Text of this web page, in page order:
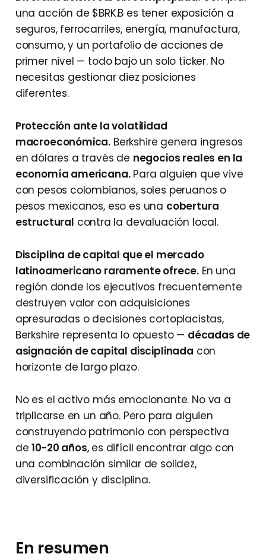
una acción de $BRK.B es tener exposición a
seguros, ferrocarriles, energía, manufactura,
consumo, y un portafolio de acciones de
primer nivel — todo bajo un solo ticker. No
necesitas gestionar diez posiciones
diferentes.
Protección ante la volatilidad
macroeconómica. Berkshire genera ingresos
en dólares a través de negocios reales en la
economía americana.Para alguien que vive
con pesos colombianos, soles peruanos o
pesos mexicanos, eso es una cobertura
estructural contra la devaluación local.
Disciplina de capital que el mercado
latinoamericano raramente ofrece. En una
región donde los ejecutivos frecuentemente
destruyen valor con adquisiciones
apresuradas o decisiones cortoplacistas,
Berkshire representa lo opuesto — décadas de
asignación de capital disciplinada con
horizonte de largo plazo.
No es el activo más emocionante. No va a
triplicarse en un año. Pero para alguien
construyendo patrimonio con perspectiva
de10-20 años, es difícil encontrar algo con
una combinación similar de solidez,
diversificación y disciplina.
En resumen